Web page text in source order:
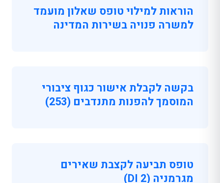
הוראות למילוי טופס שאלון מועמד
למשרה פנויה בשירות המדינה
בקשה לקבלת אישור כגוף ציבורי
המוסמך להפנות מתנדבים (253)
טופס תביעה לקצבת שאירים
מגרמניה (DI 2)